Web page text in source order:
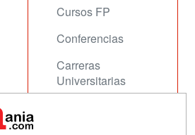
Cursos FP
Conferencias
Carreras
Universitarias